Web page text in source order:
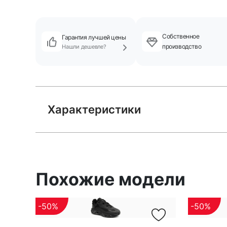
Гарантия лучшей цены
Нашли дешевле?
Собственное
производство
Характеристики
Похожие модели
-50% -50%